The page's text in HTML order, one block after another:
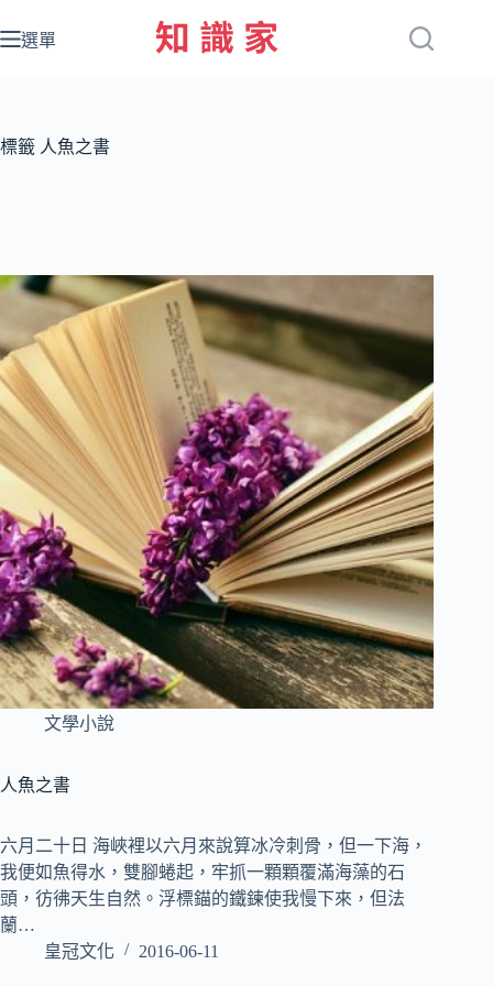
至
容
選單
標籤 人魚之書
文學小說
人魚之書
六月二十日 海峽裡以六月來說算冰冷刺骨，但一下海，
我便如魚得水，雙腳蜷起，牢抓一顆顆覆滿海藻的石
頭，彷彿天生自然。浮標錨的鐵鍊使我慢下來，但法
蘭…
皇冠文化
2016-06-11